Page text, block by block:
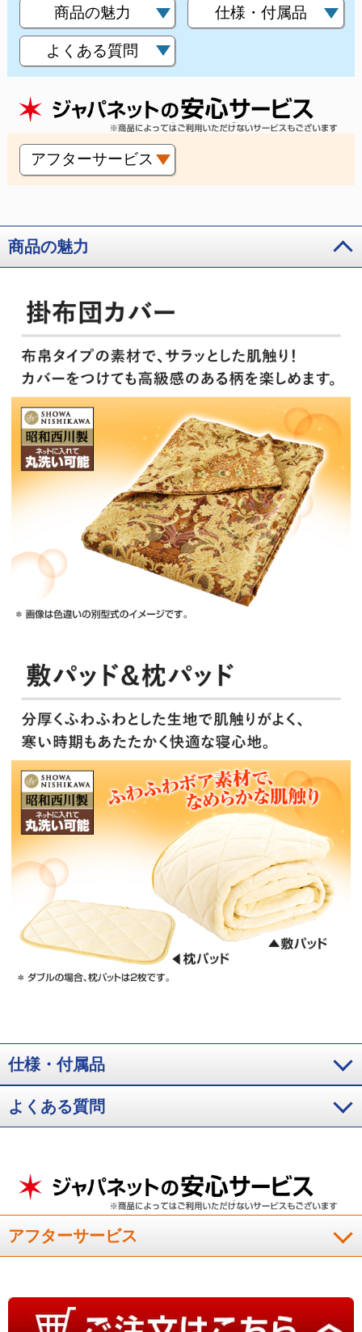
商品の魅力 仕様・付属品
よくある質問
アフターサービス
商品の魅力
仕様・付属品
よくある質問
アフターサービス